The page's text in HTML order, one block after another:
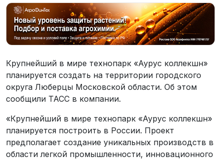
Крупнейший в мире технопарк «Аурус коллекшн»
планируется создать на территории городского
округа Люберцы Московской области. Об этом
сообщили ТАСС в компании.
«Крупнейший в мире технопарк «Аурус коллекшн»
планируется построить в России. Проект
предполагает создание уникальных производств в
области легкой промышленности, инновационного